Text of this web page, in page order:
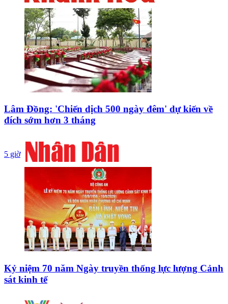
Lâm Đồng: 'Chiến dịch 500 ngày đêm' dự kiến về
đích sớm hơn 3 tháng
5 giờ
Kỷ niệm 70 năm Ngày truyền thống lực lượng Cảnh
sát kinh tế